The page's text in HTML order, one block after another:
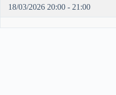
18/03/2026 20:00 - 21:00